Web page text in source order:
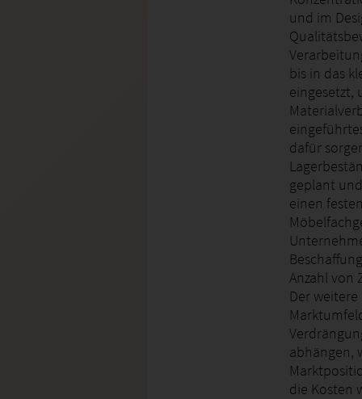
und im
bis in das
eingesetzt,
dafür
geplant
einen
Anzahl von
Der
abhängen,
die Kosten